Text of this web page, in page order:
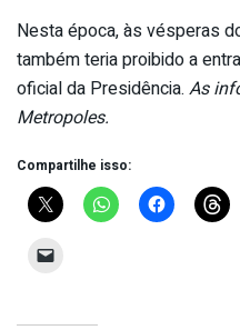
Nesta época, às vésperas
também teria proibido a
oficial da Presidência. As
Metropoles.
Compartilhe isso: